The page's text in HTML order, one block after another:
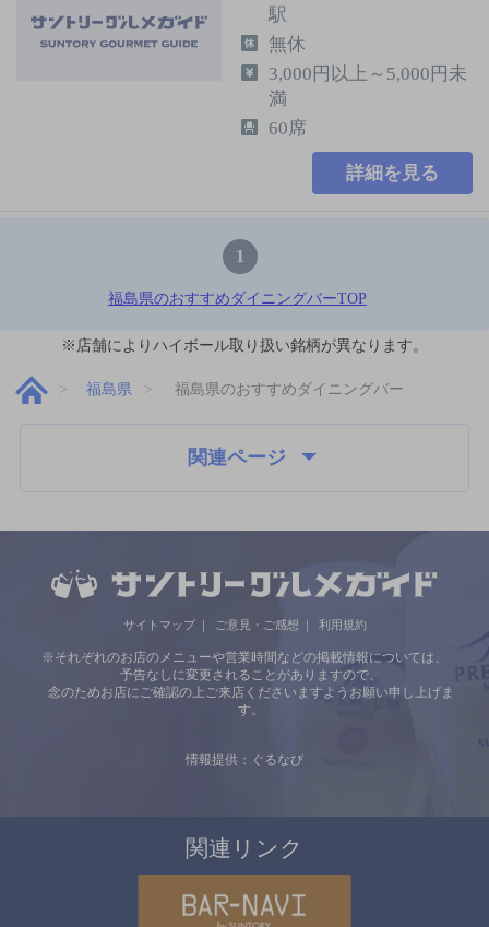
駅
無休
3,000円以上～5,000円未
満
60席
詳細を見る
1
福島県のおすすめダイニングバーTOP
※店舗によりハイボール取り扱い銘柄が異なります。
福島県 福島県のおすすめダイニングバー
関連ページ
サイトマップ ご意見・ご感想 利用規約
※それぞれのお店のメニューや営業時間などの掲載情報については、
予告なしに変更されることがありますので、
念のためお店にご確認の上ご来店くださいますようお願い申し上げま
す。
情報提供：ぐるなび
関連リンク